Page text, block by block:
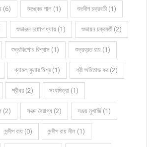
(6) শুভঙ্কর পাল (1) শুভদীপ চক্রবর্তী (1)
শুভাঞ্জন চট্টোপাধ্যায় (1) শুভায়ন চক্রবর্তী (2)
শুভ্রকিশোর বিশ্বাস (1) শুভ্রব্রত রায় (1)
শ্যামল কুমার মিশ্র (1) শ্রী অমিতাভ কর (2)
শ্রীধর (2) সংঘমিত্রা (1)
(2) সঞ্জয় বৈরাগ্য (2) সঞ্জয় মুখার্জি (1)
সন্দীপ রায় (0) সন্দীপ রায় নীল (1)